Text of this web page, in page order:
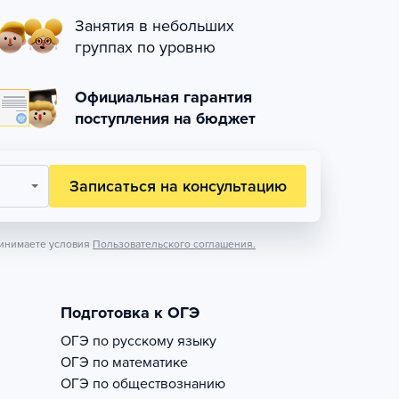
Занятия в небольших
группах по уровню
Официальная гарантия
поступления на бюджет
Записаться на консультацию
условия Пользовательского соглашения.
Подготовка к ОГЭ
ОГЭ по русскому языку
ОГЭ по математике
ОГЭ по обществознанию